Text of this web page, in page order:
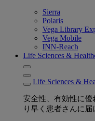
Sierra
Polaris
Vega Library
Vega Mobile
INN-Reach
Life Sciences &
Life Sciences &
安全性、有効性に優
り早く患者さんに届